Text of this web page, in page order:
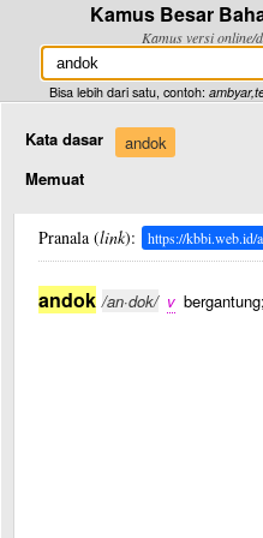
Kamus Besar
Kamus versi
Bisa lebih dari satu, contoh:
Kata dasar
andok
Memuat
Pranala (link): https://kbbi.web.id/
andok /an·dok/ v